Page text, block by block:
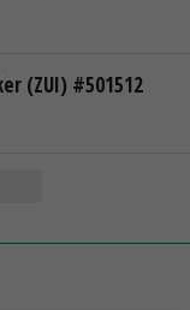
(ZUI) #501512